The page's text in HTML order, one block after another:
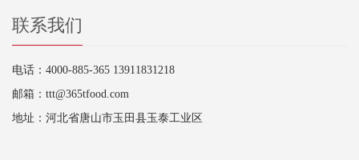
联系我们
电话：4000-885-365 13911831218
邮箱：ttt@365tfood.com
地址：河北省唐山市玉田县玉泰工业区